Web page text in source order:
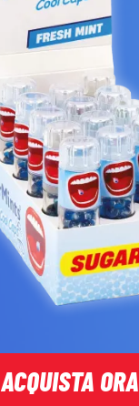
ACQUISTA ORA